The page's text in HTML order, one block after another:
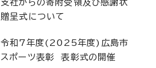
支社からの寄附受領及び感謝状
贈呈式について
令和7年度(2025年度)広島市
スポーツ表彰 表彰式の開催